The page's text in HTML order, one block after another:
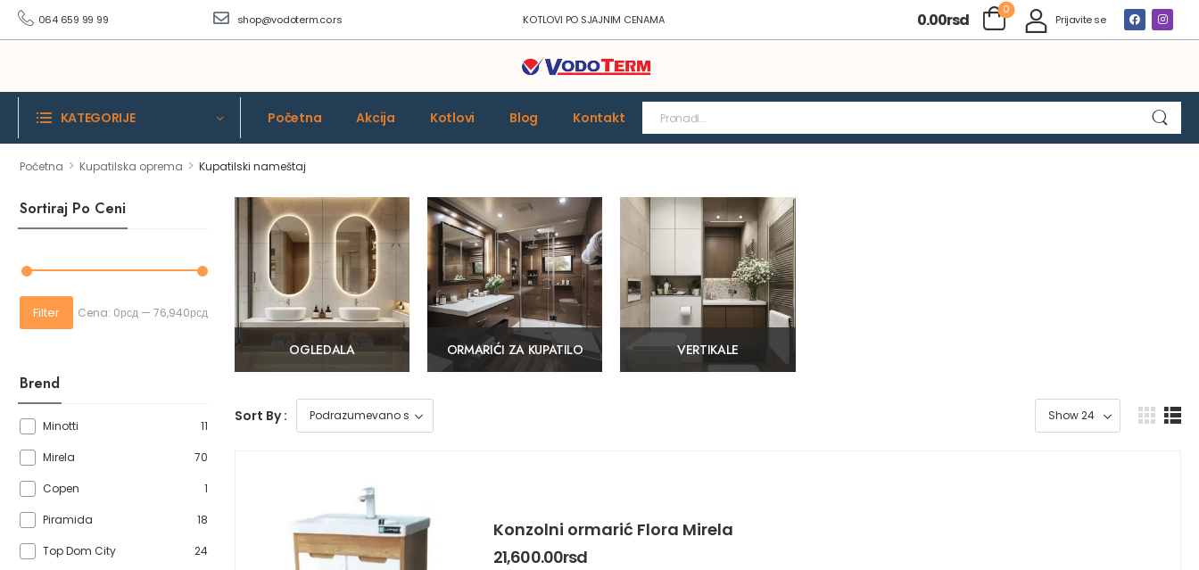
064 659 99 99 shop@vodoterm.co.rs KOTLOVI PO SJAJNIM CENAMA 0.00rsd
0
Prijavite se
KATEGORIJE Početna Akcija Kotlovi Blog Kontakt
Početna > Kupatilska oprema > Kupatilski nameštaj
Sortiraj Po Ceni
Filter Cena: 0рсд — 76,940рсд
Brend
Minotti 11
Mirela 70
Copen 1
Piramida 18
Top Dom City 24
OGLEDALA ORMARIĆI ZA KUPATILO VERTIKALE
Sort By :
Konzolni ormarić Flora Mirela
21,600.00rsd